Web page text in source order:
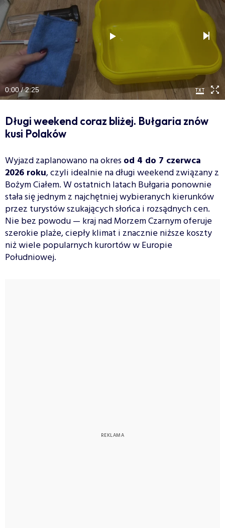
0:00 / 2:25
Długi weekend coraz bliżej. Bułgaria znów
kusi Polaków
Wyjazd zaplanowano na okresod 4 do 7 czerwca
2026 roku, czyli idealnie na długi weekend związany z
Bożym Ciałem. W ostatnich latach Bułgaria ponownie
stała się jednym z najchętniej wybieranych kierunków
przez turystów szukających słońca i rozsądnych cen.
Nie bez powodu — kraj nad Morzem Czarnym oferuje
szerokie plaże, ciepły klimat i znacznie niższe koszty
niż wiele popularnych kurortów w Europie
Południowej.